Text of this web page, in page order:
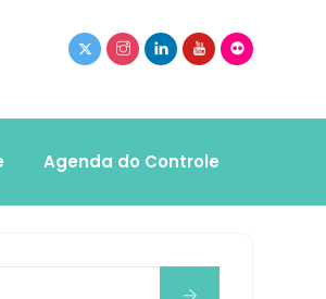
Agenda do Controle